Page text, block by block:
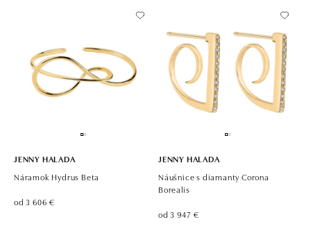
JENNY HALADA
Náramok Hydrus Beta
od 3 606 €
JENNY HALADA
Náušnice s diamanty Corona
Borealis
od 3 947 €